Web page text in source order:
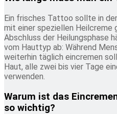
Ein frisches Tattoo sollte in
mit einer speziellen Heilcreme
Abschluss der Heilungsphase
vom Hauttyp ab: Während
weiterhin täglich eincremen
Haut, alle zwei bis vier Tage
verwenden.
Warum ist das
so wichtig?